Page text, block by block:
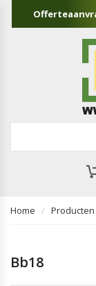
Home Producten
Bb18